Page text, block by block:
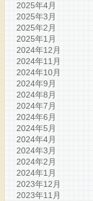
2025年4月
2025年3月
2025年2月
2025年1月
2024年12月
2024年11月
2024年10月
2024年9月
2024年8月
2024年7月
2024年6月
2024年5月
2024年4月
2024年3月
2024年2月
2024年1月
2023年12月
2023年11月